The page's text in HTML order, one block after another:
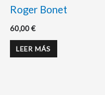
Roger Bonet
60,00€
LEER MÁS